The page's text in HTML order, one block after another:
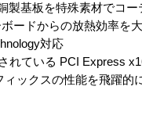
基板を特殊素材でコー
ードからの放熱効率を
対応
ている PCI Express
ックスの性能を飛躍的